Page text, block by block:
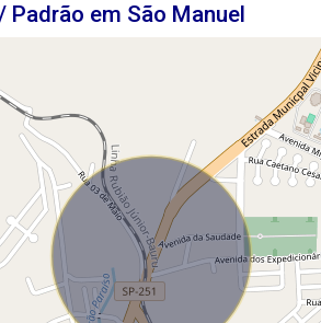
em São Manuel